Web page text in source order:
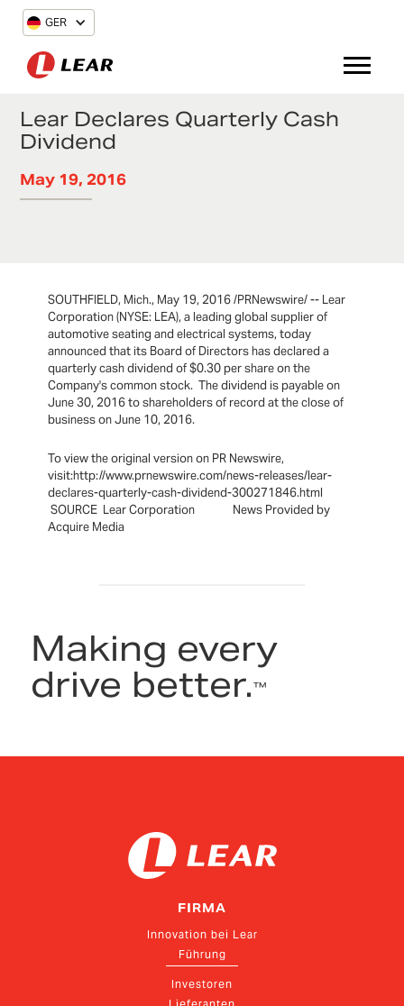
GER
Lear Declares Quarterly Cash
Dividend
May 19, 2016
SOUTHFIELD, Mich., May 19, 2016 /PRNewswire/ -- Lear
Corporation (NYSE: LEA), a leading global supplier of
automotive seating and electrical systems, today
announced that its Board of Directors has declared a
quarterly cash dividend of $0.30 per share on the
Company's common stock. The dividend is payable on
June 30, 2016 to shareholders of record at the close of
business on June 10, 2016.
To view the original version on PR Newswire,
visit:http://www.prnewswire.com/news-releases/lear-
declares-quarterly-cash-dividend-300271846.html
SOURCE Lear Corporation News Provided by
Acquire Media
Making every
drive better.™
FIRMA
Innovation bei Lear
Führung
Investoren